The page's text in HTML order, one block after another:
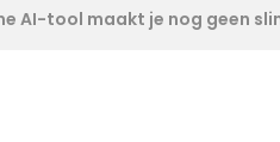
AI-tool maakt je nog geen